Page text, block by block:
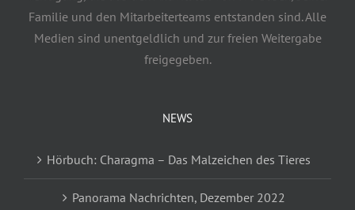
Familie und den Mitarbeiterteams entstanden sind. Alle
Medien sind unentgeldlich und zur freien Weitergabe
freigegeben.
NEWS
Hörbuch: Charagma – Das Malzeichen des Tieres
Panorama Nachrichten, Dezember 2022